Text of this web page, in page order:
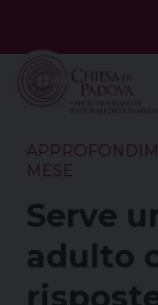
content
MESE
Serve
adulto